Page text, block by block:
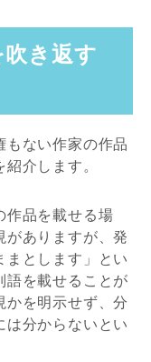
き返す
ない作家の作品
介します。
作品を載せる場
ありますが、発
とします」とい
語を載せることが
かを明示せず、分
分からないとい